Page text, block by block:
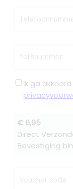
Polisnummer
Ik ga
€ 6,95
Direct
Bevestiging
Voucher code